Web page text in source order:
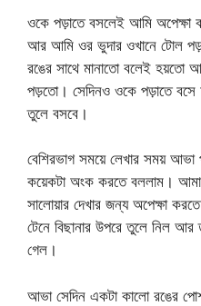
ওকে পড়াতে বসলেই আমি
আর আমি ওর ভুদার ওখানে টোল পড়া
রঙের সাথে মানাতো বলেই হয়তো
পড়তো। সেদিনও ওকে পড়াতে বসে
তুলে বসবে।
বেশিরভাগ সময়ে লেখার সময়
কয়েকটা অংক করতে বললাম।
সালোয়ার দেখার জন্য অপেক্ষা
টেনে বিছানার উপরে তুলে নিল আর
গেল।
আভা সেদিন একটা কালো রঙের